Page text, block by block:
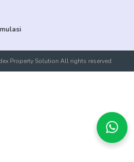
Property Solution All rights reserved